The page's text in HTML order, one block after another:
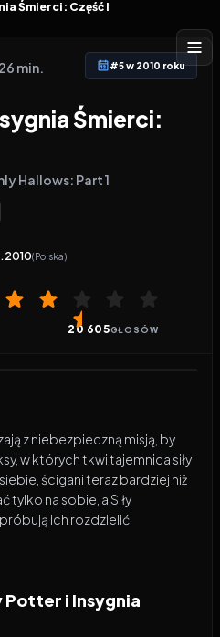
Śmierci: Część I
min. #5 w 2010 roku
Śmierci:
Hallows: Part 1
(Polska)
20 605GŁOSÓW
z niebezpieczną misją, by
w których tkwi tajemnica siły
ścigani teraz bardziej niż
na sobie, a Siły
ich rozdzielić.
Potter i Insygnia